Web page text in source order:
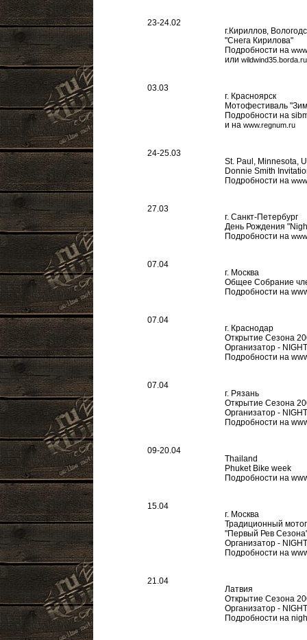
23-24.02
г.Кириллов,
"Снега Кирилова"
Подробности на
или wildwind35.borda.ru
03.03
г. Красноярск
Мотофестиваль
Подробности на
и на www.regnum.ru
24-25.03
St. Paul, Minnesota,
Donnie Smith
Подробности на
27.03
г. Санкт-Петербург
День Рождения
Подробности на
07.04
г. Москва
Общее Собрание
Подробности на
07.04
г. Краснодар
Открытие Сезона
Организатор -
Подробности на
07.04
г. Рязань
Открытие Сезона
Организатор -
Подробности на
09-20.04
Thailand
Phuket Bike week
Подробности на
15.04
г. Москва
Традиционный
"Первый Рев
Организатор -
Подробности на
21.04
Латвия
Открытие Сезона
Организатор -
Подробности на